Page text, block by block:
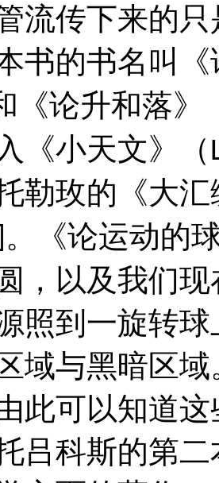
流传下来的
书的书名叫
《论升和落》
《小天文》（
勒玫的《大汇
。《论运动的
，以及我们
照到一旋转
域与黑暗区
此可以知道
吕科斯的第